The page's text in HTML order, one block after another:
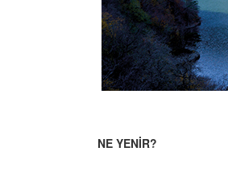
NE YENİR?